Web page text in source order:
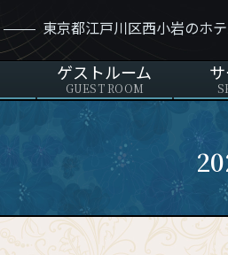
東京都江戸川区西小岩のホ
ゲストルーム
GUEST ROOM